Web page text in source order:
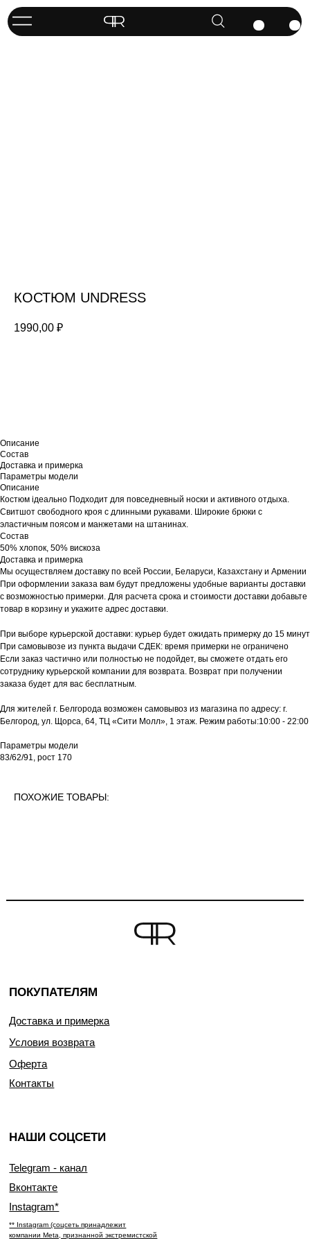
КОСТЮМ UNDRESS
1990,00 ₽
Описание
Состав
Доставка и примерка
Параметры модели
Описание
Костюм ідеально Подходит для повседневный носки и активного отдыха.
Свитшот свободного кроя с длинными рукавами. Широкие брюки с
эластичным поясом и манжетами на штанинах.
Состав
50% хлопок, 50% вискоза
Доставка и примерка
Мы осуществляем доставку по всей России, Беларуси, Казахстану и Армении
При оформлении заказа вам будут предложены удобные варианты доставки
с возможностью примерки. Для расчета срока и стоимости доставки добавьте
товар в корзину и укажите адрес доставки.
При выборе курьерской доставки: курьер будет ожидать примерку до 15 минут
При самовывозе из пункта выдачи СДЕК: время примерки не ограничено
Если заказ частично или полностью не подойдет, вы сможете отдать его
сотруднику курьерской компании для возврата. Возврат при получении
заказа будет для вас бесплатным.
Для жителей г. Белгорода возможен самовывоз из магазина по адресу: г.
Белгород, ул. Щорса, 64, ТЦ «Сити Молл», 1 этаж. Режим работы:10:00 - 22:00
Параметры модели
83/62/91, рост 170
ПОХОЖИЕ ТОВАРЫ:
ПОКУПАТЕЛЯМ
НАШИ СОЦСЕТИ
Telegram - канал
Вконтакте
Instagram*
** Instagram (соцсеть принадлежит
компании Meta, признанной экстремистской
Доставка и примерка
Условия возврата
Оферта
Контакты